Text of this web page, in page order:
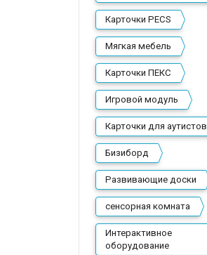
Карточки PECS
Мягкая мебель
Карточки ПЕКС
Игровой модуль
Карточки для аутистов
Бизиборд
Развивающие доски
сенсорная комната
Интерактивное
оборудование